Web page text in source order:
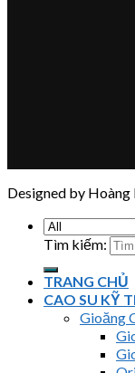
Designed by Hoàng
Tìm kiếm:
TRANG CHỦ
CAO SU KỸ
Gioăng